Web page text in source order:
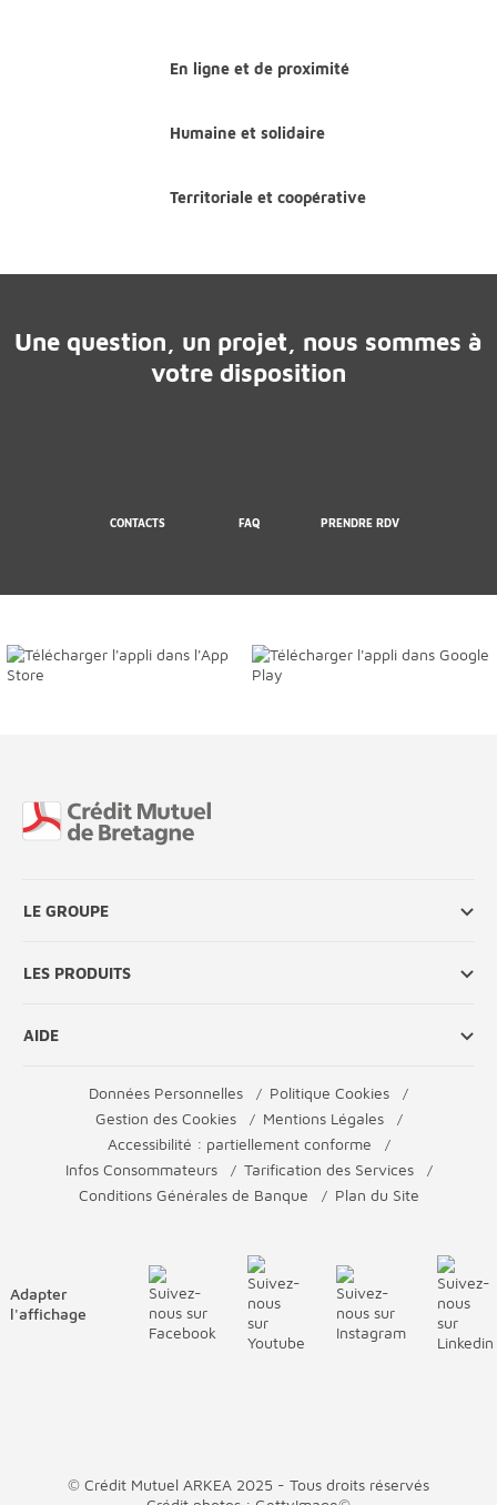
En ligne et de proximité
Humaine et solidaire
Territoriale et coopérative
Une question, un projet, nous sommes à
votre disposition
CONTACTS FAQ PRENDRE RDV
LE GROUPE
LES PRODUITS
AIDE
Données Personnelles
Politique Cookies
Gestion des Cookies
Mentions Légales
Accessibilité : partiellement conforme
Infos Consommateurs
Tarification des Services
Conditions Générales de Banque
Plan du Site
Adapter
l'affichage
© Crédit Mutuel ARKEA 2025 - Tous droits réservés
Fin de page